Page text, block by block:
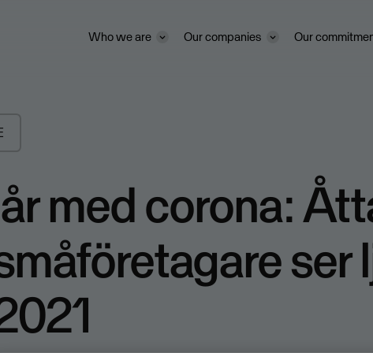
Who we are Our companies Our
med corona:
ser